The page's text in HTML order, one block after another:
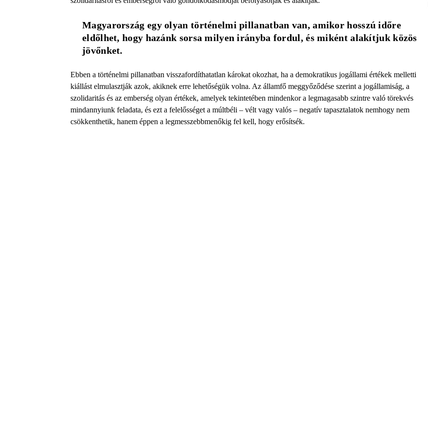
Magyarország egy olyan történelmi pillanatban van, amikor hosszú időre
eldőlhet, hogy hazánk sorsa milyen irányba fordul, és miként alakítjuk közös
jövőnket.
Ebben a történelmi pillanatban visszafordíthatatlan károkat okozhat, ha a demokratikus jogállami értékek melletti
kiállást elmulasztják azok, akiknek erre lehetőségük volna. Az államfő meggyőződése szerint a jogállamiság, a
szolidaritás és az emberség olyan értékek, amelyek tekintetében mindenkor a legmagasabb szintre való törekvés
mindannyiunk feladata, és ezt a felelősséget a múltbéli – vélt vagy valós – negatív tapasztalatok nemhogy nem
csökkenthetik, hanem éppen a legmesszebbmenőkig fel kell, hogy erősítsék.